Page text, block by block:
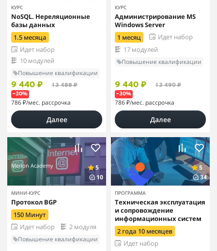
КУРС
NoSQL. Нереляционные
базы данных
1.5 месяца
Идет набор
10 модулей
Повышение квалификации
9 440 ₽ 13 488 ₽
–30%
786 ₽/мес. рассрочка
Далее
КУРС
Администрирование MS
Windows Server
1 месяц
Идет набор
17 модулей
Повышение квалификации
9 440 ₽ 13 490 ₽
–30%
786 ₽/мес. рассрочка
Далее
Merion Academy
5
10
МИНИ-КУРС
Протокол BGP
150 Минут
Идет набор
2 модуля
Повышение квалификации
5
34
ПРОГРАММА
Техническая эксплуатация
и сопровождение
информационных систем
2 года 10 месяцев
Идет набор